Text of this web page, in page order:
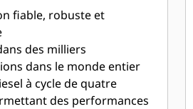
fiable, robuste et
des milliers
dans le monde entier
à cycle de quatre
des performances